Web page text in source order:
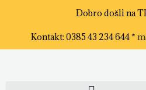
Dobro došli na
Kontakt: 0385 43 234 644 *